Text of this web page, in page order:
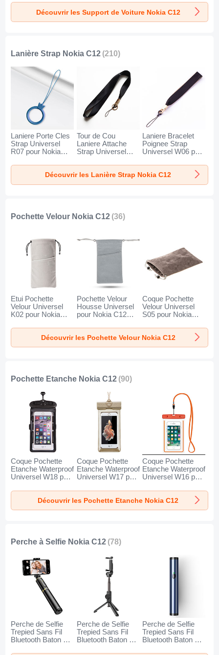
Nokia C12 Noir
Nokia C12 Noir
Universel BS1 pour
Nokia C12 Noir
Découvrir les Support de Voiture Nokia C12
Lanière Strap Nokia C12 (210)
Laniere Porte Cles
Strap Universel
R07 pour Nokia
Tour de Cou
Laniere Attache
Strap Universel
C12 Noir
Laniere Bracelet
Poignee Strap
Universel W06 pour
Découvrir les Lanière Strap Nokia C12
Pochette Velour Nokia C12 (36)
Etui Pochette
Velour Universel
K02 pour Nokia
Pochette Velour
Housse Universel
pour Nokia C12
Coque Pochette
Velour Universel
S05 pour Nokia
Découvrir les Pochette Velour Nokia C12
Pochette Etanche Nokia C12 (90)
Coque Pochette
Etanche Waterproof
Universel W18 pour
Coque Pochette
Etanche Waterproof
Universel W17 pour
Coque Pochette
Etanche Waterproof
Universel W16 pour
Découvrir les Pochette Etanche Nokia C12
Perche à Selfie Nokia C12 (78)
Perche de Selfie
Trepied Sans Fil
Bluetooth Baton de
Perche de Selfie
Trepied Sans Fil
Bluetooth Baton de
Perche de Selfie
Trepied Sans Fil
Bluetooth Baton de